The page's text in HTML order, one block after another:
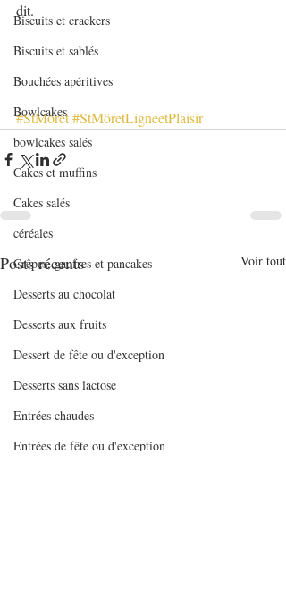
Biscuits et crackers
Biscuits et sablés
Bouchées apéritives
Bowlcakes
bowlcakes salés
Cakes et muffins
Cakes salés
céréales
Crêpes, gaufres et pancakes
Desserts au chocolat
Desserts aux fruits
Dessert de fête ou d'exception
Desserts sans lactose
Entrées chaudes
Entrées de fête ou d'exception
dit.
#StMôret#StMôretLigneetPlaisir
Posts récents Voir tout